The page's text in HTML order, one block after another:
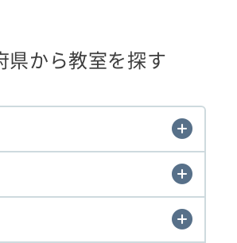
県から教室を探す